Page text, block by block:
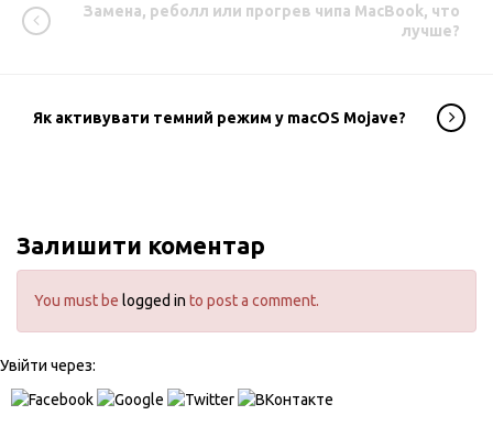
Замена, реболл или прогрев чипа MacBook, что
лучше?
Як активувати темний режим у macOS Mojave?
Залишити коментар
You must be logged in to post a comment.
Увійти через: